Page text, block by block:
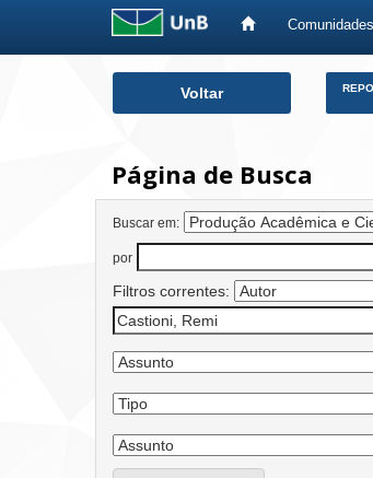
Voltar
Página de Busca
Buscar em:
por
Filtros correntes: